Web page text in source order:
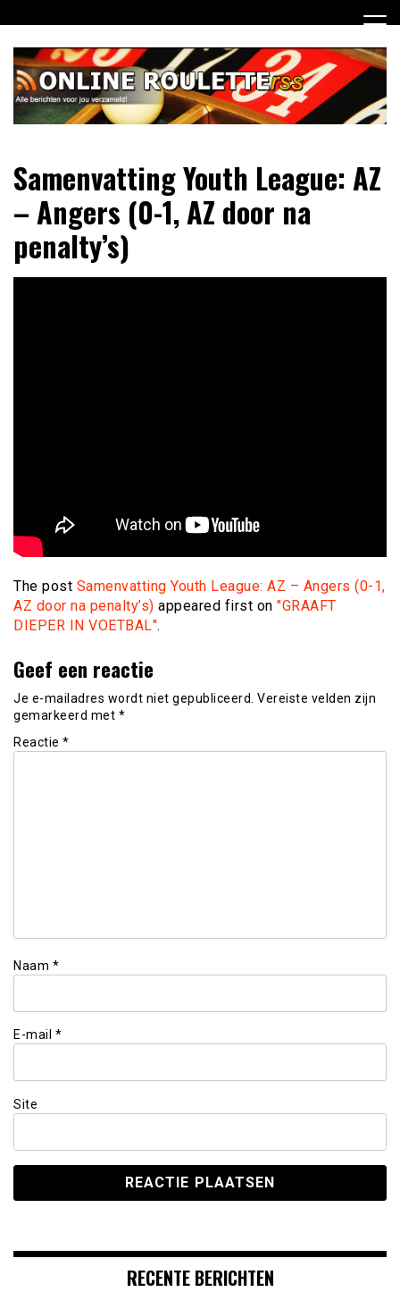
naar
inhoud
Online Roulette RSS
verzameld
Samenvatting Youth League: AZ
– Angers (0-1, AZ door na
penalty’s)
The post Samenvatting Youth League: AZ – Angers (0-1,
AZ door na penalty’s) appeared first on "GRAAFT
DIEPER IN VOETBAL".
Geef een reactie
Je e-mailadres wordt niet gepubliceerd. Vereiste velden zijn
gemarkeerd met *
Reactie *
Naam *
E-mail *
Site
RECENTE BERICHTEN